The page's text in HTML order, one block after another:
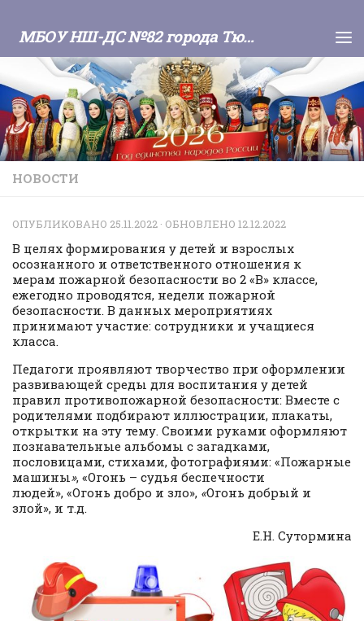
МБОУ НШ-ДС №82 города Тюмени
НОВОСТИ
ОПУБЛИКОВАНО 25.11.2022 · ОБНОВЛЕНО 12.12.2022
В целях формирования у детей и взрослых
осознанного и ответственного отношения к
мерам пожарной безопасности во 2 «В» классе,
ежегодно проводятся, недели пожарной
безопасности. В данных мероприятиях
принимают участие: сотрудники и учащиеся
класса.
Педагоги проявляют творчество при оформлении
развивающей среды для воспитания у детей
правил противопожарной безопасности: Вместе с
родителями подбирают иллюстрации, плакаты,
открытки на эту тему. Своими руками оформляют
познавательные альбомы с загадками,
пословицами, стихами, фотографиями: «Пожарные
машины», «Огонь – судья беспечности
людей», «Огонь добро и зло», «Огонь добрый и
злой», и т.д.
Е.Н. Сутормина